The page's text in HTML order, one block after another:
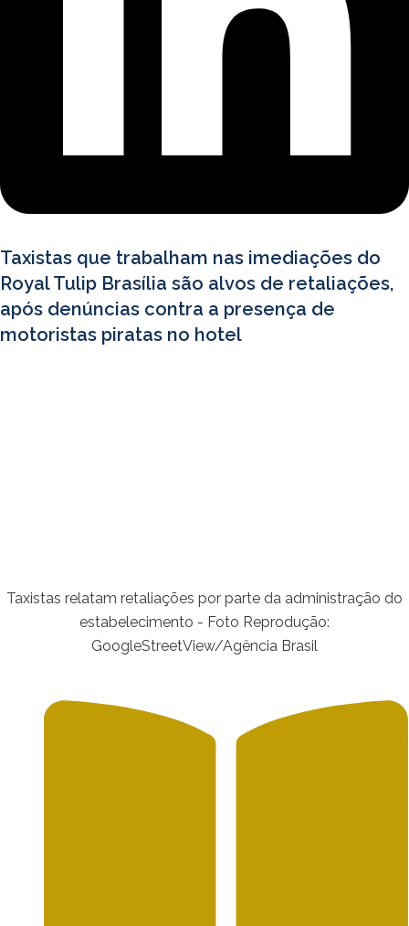
Taxistas que trabalham nas imediações do
Royal Tulip Brasília são alvos de retaliações,
após denúncias contra a presença de
motoristas piratas no hotel
Taxistas relatam retaliações por parte da administração do
estabelecimento - Foto Reprodução:
GoogleStreetView/Agência Brasil